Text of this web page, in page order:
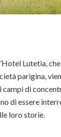
Lutetia,
parigina,
campi di
di essere
loro storie.